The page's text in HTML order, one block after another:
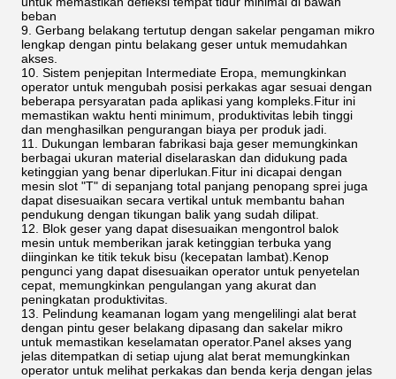
beban
9. Gerbang belakang tertutup dengan sakelar pengaman mikro
lengkap dengan pintu belakang geser untuk memudahkan
akses.
10. Sistem penjepitan Intermediate Eropa, memungkinkan
operator untuk mengubah posisi perkakas agar sesuai dengan
beberapa persyaratan pada aplikasi yang kompleks.Fitur ini
memastikan waktu henti minimum, produktivitas lebih tinggi
dan menghasilkan pengurangan biaya per produk jadi.
11. Dukungan lembaran fabrikasi baja geser memungkinkan
berbagai ukuran material diselaraskan dan didukung pada
ketinggian yang benar diperlukan.Fitur ini dicapai dengan
mesin slot "T" di sepanjang total panjang penopang sprei juga
dapat disesuaikan secara vertikal untuk membantu bahan
pendukung dengan tikungan balik yang sudah dilipat.
12. Blok geser yang dapat disesuaikan mengontrol balok
mesin untuk memberikan jarak ketinggian terbuka yang
diinginkan ke titik tekuk bisu (kecepatan lambat).Kenop
pengunci yang dapat disesuaikan operator untuk penyetelan
cepat, memungkinkan pengulangan yang akurat dan
peningkatan produktivitas.
13. Pelindung keamanan logam yang mengelilingi alat berat
dengan pintu geser belakang dipasang dan sakelar mikro
untuk memastikan keselamatan operator.Panel akses yang
jelas ditempatkan di setiap ujung alat berat memungkinkan
operator untuk melihat perkakas dan benda kerja dengan jelas